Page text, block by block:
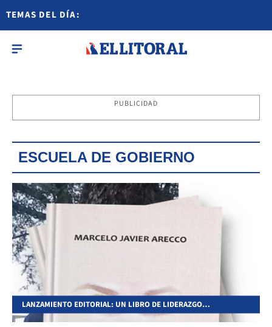
TEMAS DEL DÍA:
PUBLICIDAD
ESCUELA DE GOBIERNO
LANZAMIENTO EDITORIAL: UN LIBRO DE LIDERAZGO
DESCENTRALIZADO